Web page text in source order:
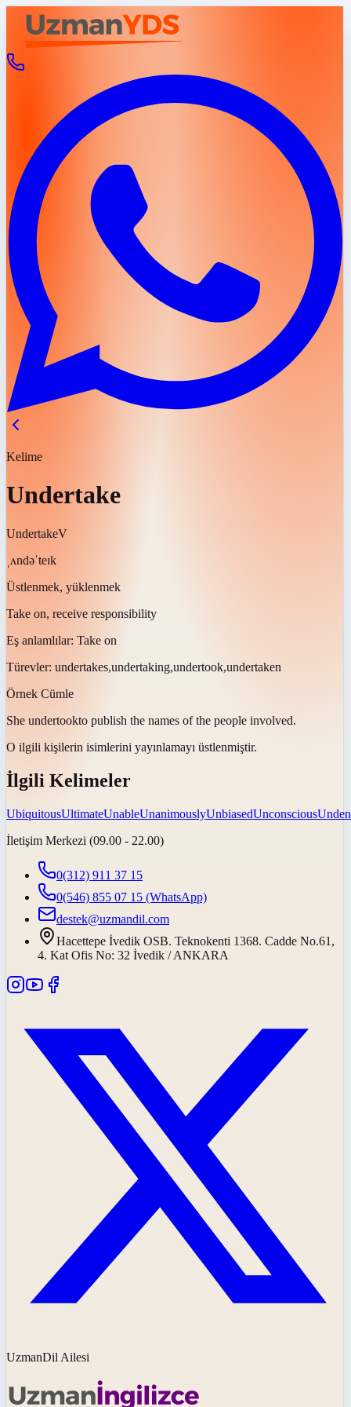
Kelime
Undertake
UndertakeV
ˌʌndəˈteɪk
Üstlenmek, yüklenmek
Take on, receive responsibility
Eş anlamlılar: Take on
Türevler: undertakes,undertaking,undertook,undertaken
Örnek Cümle
She undertookto publish the names of the people involved.
O ilgili kişilerin isimlerini yayınlamayı üstlenmiştir.
İlgili Kelimeler
UbiquitousUltimateUnableUnanimouslyUnbiasedUnconscious
İletişim Merkezi (09.00 - 22.00)
0(312) 911 37 15
0(546) 855 07 15 (WhatsApp)
destek@uzmandil.com
Hacettepe İvedik OSB. Teknokenti 1368. Cadde No.61,
4. Kat Ofis No: 32 İvedik / ANKARA
UzmanDil Ailesi